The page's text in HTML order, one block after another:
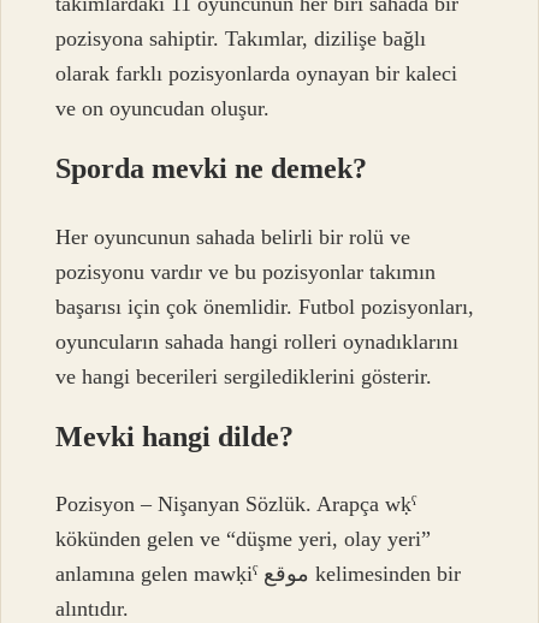
pozisyona sahiptir. Takımlar, dizilişe bağlı
olarak farklı pozisyonlarda oynayan bir kaleci
ve on oyuncudan oluşur.
Sporda mevki ne demek?
Her oyuncunun sahada belirli bir rolü ve
pozisyonu vardır ve bu pozisyonlar takımın
başarısı için çok önemlidir. Futbol pozisyonları,
oyuncuların sahada hangi rolleri oynadıklarını
ve hangi becerileri sergilediklerini gösterir.
Mevki hangi dilde?
Pozisyon – Nişanyan Sözlük. Arapça wḳˁ
kökünden gelen ve “düşme yeri, olay yeri”
anlamına gelen mawḳiˁ موقع kelimesinden bir
alıntıdır.